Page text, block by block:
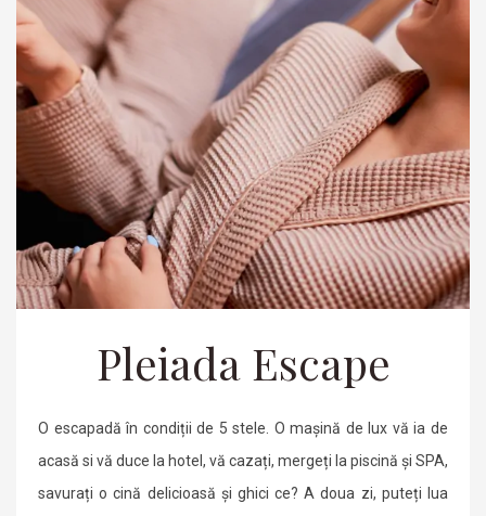
Pleiada Escape
O escapadă în condiții de 5 stele. O mașină de lux vă ia de
acasă si vă duce la hotel, vă cazați, mergeți la piscină și SPA,
savurați o cină delicioasă și ghici ce? A doua zi, puteți lua